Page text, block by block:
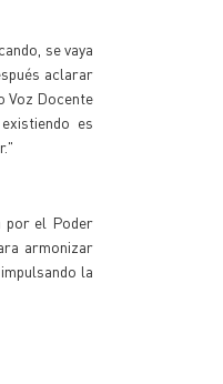
se vaya
aclarar
Voz Docente
es
por el Poder
armonizar
la